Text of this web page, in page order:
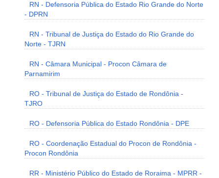
RN - Defensoria Pública do Estado Rio Grande do Norte
- DPRN
RN - Tribunal de Justiça do Estado do Rio Grande do
Norte - TJRN
RN - Câmara Municipal - Procon Câmara de
Parnamirim
RO - Tribunal de Justiça do Estado de Rondônia -
TJRO
RO - Defensoria Pública do Estado Rondônia - DPE
RO - Coordenação Estadual do Procon de Rondônia -
Procon Rondônia
RR - Ministério Público do Estado de Roraima - MPRR -